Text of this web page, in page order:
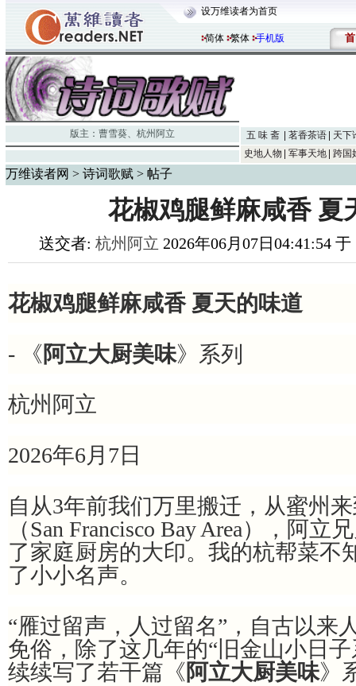
设万维读者为首页
简体 繁体 手机版 首
版主： 曹雪葵、 杭州阿立 五 味 斋 茗香茶语
天下
史地人物
军事天地 跨国
万维读者网 > 诗词歌赋 > 帖子
花椒鸡腿鲜麻咸香 夏
送交者: 杭州阿立 2026年06月07日04:41:54
花椒鸡腿鲜麻咸香 夏天的味道
- 《阿立大厨美味》系列
杭州阿立
2026年6月7日
自从3年前我们万里搬迁，从蜜州
（San Francisco Bay Area），阿立
了家庭厨房的大印。我的杭帮菜不
了小小名声。
“雁过留声，人过留名”，自古以来
免俗，除了这几年的“旧金山小日
续续写了若干篇《阿立大厨美味》